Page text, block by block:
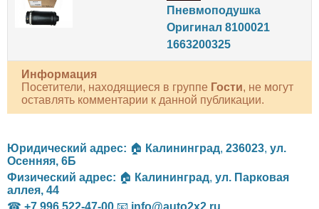
Пневмоподушка
Оригинал 8100021
1663200325
Информация
Посетители, находящиеся в группе Гости, не могут
оставлять комментарии к данной публикации.
Юридический адрес: 🏠 Калининград, 236023, ул.
Осенняя, 6Б
Физический адрес: 🏠 Калининград, ул. Парковая
аллея, 44
☎ +7 996 522-47-00 📧 info@auto2x2.ru